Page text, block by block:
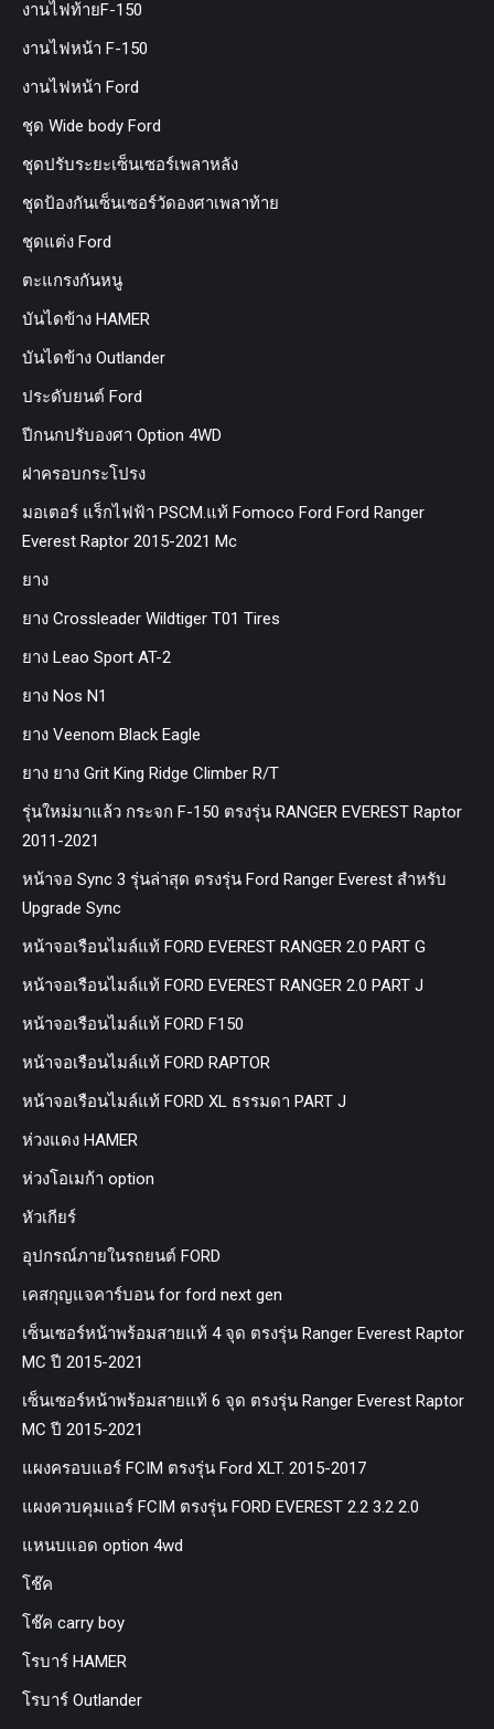
งานไฟท้ายF-150
งานไฟหน้า F-150
งานไฟหน้า Ford
ชุด Wide body Ford
ชุดปรับระยะเซ็นเซอร์เพลาหลัง
ชุดป้องกันเซ็นเซอร์วัดองศาเพลาท้าย
ชุดแต่ง Ford
ตะแกรงกันหนู
บันไดข้าง HAMER
บันไดข้าง Outlander
ประดับยนต์ Ford
ปีกนกปรับองศา Option 4WD
ฝาครอบกระโปรง
มอเตอร์ แร็กไฟฟ้า PSCM.แท้ Fomoco Ford Ford Ranger
Everest Raptor 2015-2021 Mc
ยาง
ยาง Crossleader Wildtiger T01 Tires
ยาง Leao Sport AT-2
ยาง Nos N1
ยาง Veenom Black Eagle
ยาง ยาง Grit King Ridge Climber R/T
รุ่นใหม่มาแล้ว กระจก F-150 ตรงรุ่น RANGER EVEREST Raptor
2011-2021
หน้าจอ Sync 3 รุ่นล่าสุด ตรงรุ่น Ford Ranger Everest สำหรับ
Upgrade Sync
หน้าจอเรือนไมล์แท้ FORD EVEREST RANGER 2.0 PART G
หน้าจอเรือนไมล์แท้ FORD EVEREST RANGER 2.0 PART J
หน้าจอเรือนไมล์แท้ FORD F150
หน้าจอเรือนไมล์แท้ FORD RAPTOR
หน้าจอเรือนไมล์แท้ FORD XL ธรรมดา PART J
ห่วงแดง HAMER
ห่วงโอเมก้า option
หัวเกียร์
อุปกรณ์ภายในรถยนต์ FORD
เคสกุญแจคาร์บอน for ford next gen
เซ็นเซอร์หน้าพร้อมสายแท้ 4 จุด ตรงรุ่น Ranger Everest Raptor
MC ปี 2015-2021
เซ็นเซอร์หน้าพร้อมสายแท้ 6 จุด ตรงรุ่น Ranger Everest Raptor
MC ปี 2015-2021
แผงครอบแอร์ FCIM ตรงรุ่น Ford XLT. 2015-2017
แผงควบคุมแอร์ FCIM ตรงรุ่น FORD EVEREST 2.2 3.2 2.0
แหนบแอด option 4wd
โช๊ค
โช๊ค carry boy
โรบาร์ HAMER
โรบาร์ Outlander